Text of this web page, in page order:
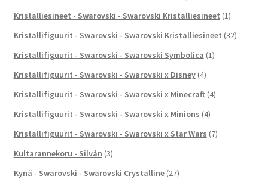
Kristalliesineet - Swarovski - Swarovski Kristalliesineet (1)
Kristallifiguurit - Swarovski - Swarovski Kristalliesineet (32)
Kristallifiguurit - Swarovski - Swarovski Symbolica (1)
Kristallifiguurit - Swarovski - Swarovski x Disney (4)
Kristallifiguurit - Swarovski - Swarovski x Minecraft (4)
Kristallifiguurit - Swarovski - Swarovski x Minions (4)
Kristallifiguurit - Swarovski - Swarovski x Star Wars (7)
Kultarannekoru - Silván (3)
Kynä - Swarovski - Swarovski Crystalline (27)